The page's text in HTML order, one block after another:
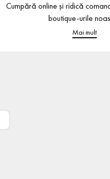
Cumpără online și ridică
boutique-urile
Mai mult